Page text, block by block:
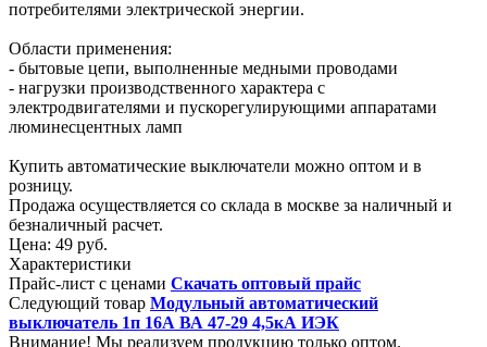
потребителями электрической энергии.
Области применения:
- бытовые цепи, выполненные медными проводами
- нагрузки производственного характера с
электродвигателями и пускорегулирующими аппаратами
люминесцентных ламп
Купить автоматические выключатели можно оптом и в
розницу.
Продажа осуществляется со склада в москве за наличный и
безналичный расчет.
Цена: 49 руб.
Характеристики
Прайс-лист с ценами Скачать оптовый прайс
Следующий товар Модульный автоматический
выключатель 1п 16А ВА 47-29 4,5кА ИЭК
Внимание! Мы реализуем продукцию только оптом.